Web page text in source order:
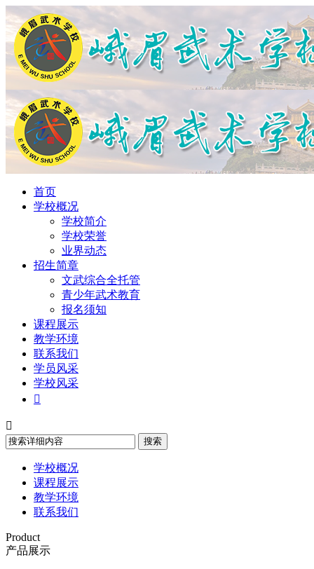
首页
学校概况
学校简介
学校荣誉
业界动态
招生简章
文武综合全托管
青少年武术教育
报名须知
课程展示
教学环境
联系我们
学员风采
学校风采


学校概况
课程展示
教学环境
联系我们
Product
产品展示